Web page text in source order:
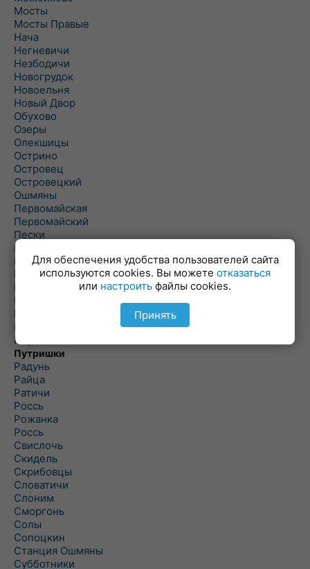
Мосты
Мосты Правые
Нача
Негневичи
Незбодичи
Новогрудок
Новоельня
Новый Двор
Обухово
Озеры
Олекшицы
Острино
Островец
Островецкий
Ошмяны
Первомайская
Первомайский
Пески
Петревичи
Погородно
Пограничный
Подлабенье
Подольцы
Подороск
Поречье
Порозово
Путришки
Радунь
Райца
Ратичи
Роcсь
Рожанка
Россь
Свислочь
Скидель
Скрибовцы
Словатичи
Слоним
Сморгонь
Солы
Сопоцкин
Станция Ошмяны
Субботники
Для обеспечения удобства пользователей сайта
используются cookies. Вы можете отказаться
или настроить файлы cookies.
Принять